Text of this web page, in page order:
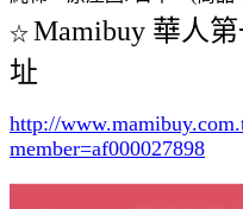
☆ Mamibuy 華人
址
http://
member=af000027898